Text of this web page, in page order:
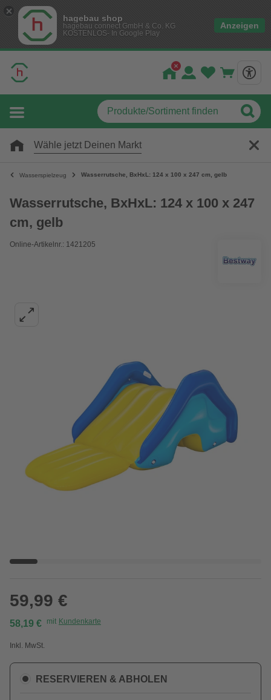
hagebau shop
hagebau connect GmbH & Co. KG
KOSTENLOS- In Google Play
Anzeigen
Wähle jetzt Deinen Markt
Wasserspielzeug Wasserrutsche, BxHxL: 124 x 100 x 247 cm, gelb
Wasserrutsche, BxHxL: 124 x 100 x 247
cm, gelb
Online-Artikelnr.: 1421205
59,99 €
58,19 € mit Kundenkarte
Inkl. MwSt.
RESERVIEREN & ABHOLEN